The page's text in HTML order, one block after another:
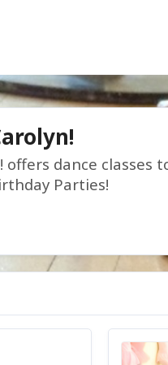
offers dance classes
Parties!